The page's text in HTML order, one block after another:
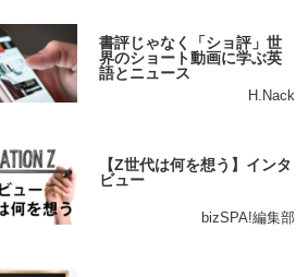
書評じゃなく「ショ評」世
界のショート動画に学ぶ英
語とニュース
H.Nack
【Z世代は何を想う】インタ
ビュー
bizSPA!編集部